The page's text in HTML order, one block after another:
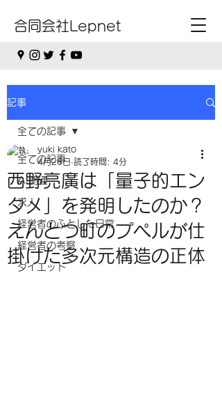
合同会社Lepnet
記事
全ての記事
AI関連
求人
経営者のふとした日常
経営者の考察
ダイエット
全ての記事
西野亮廣は「量子的エン
タメ」を発明したのか？
えんとつ町のプペルが仕
掛けた多次元構造の正体
yuki kato
4月26日 読了時間: 4分